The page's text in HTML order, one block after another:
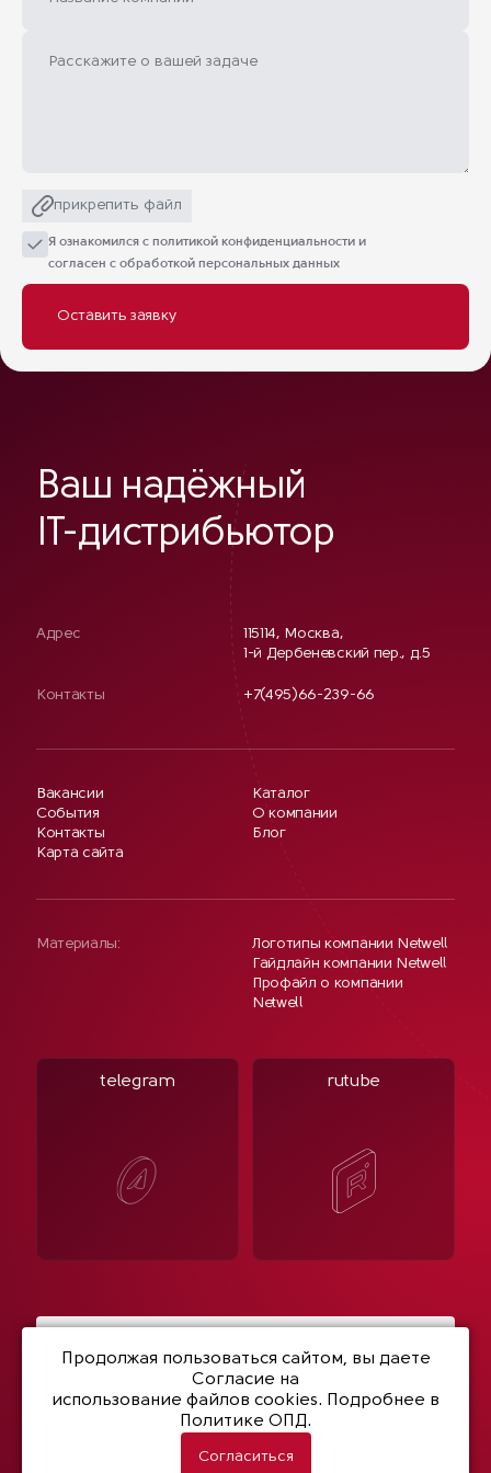
прикрепить файл
Я ознакомился с политикой конфиденциальности и
согласен с обработкой персональных данных
Ваш надёжный
IT-дистрибьютор
Адрес
115114, Москва,
1-й Дербеневский пер., д.5
Контакты +7(495)66-239-66
Вакансии
События
Контакты
Карта сайта
Каталог
О компании
Блог
Материалы:
Логотипы компании Netwell
Гайдлайн компании Netwell
Профайл о компании
Netwell
telegram rutube
Политика конфиденциальности
Продолжая пользоваться сайтом, вы даете
Согласие на
использование файлов cookies. Подробнее в
Политике ОПД.
Согласиться